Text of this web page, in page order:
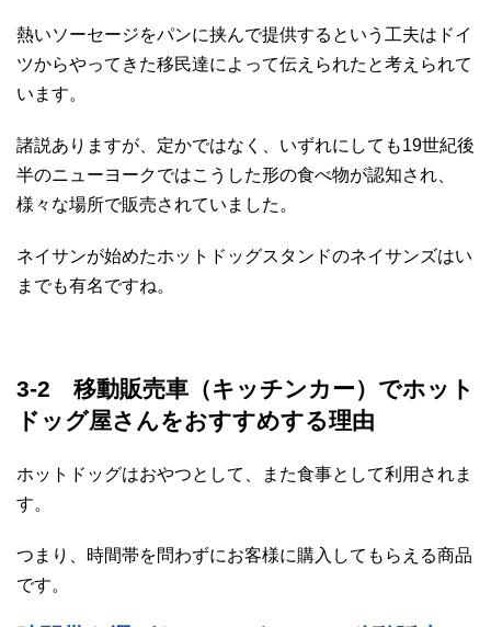
熱いソーセージをパンに挟んで提供するという工夫はドイ
ツからやってきた移民達によって伝えられたと考えられて
います。
諸説ありますが、定かではなく、いずれにしても19世紀後
半のニューヨークではこうした形の食べ物が認知され、
様々な場所で販売されていました。
ネイサンが始めたホットドッグスタンドのネイサンズはい
までも有名ですね。
3-2 移動販売車（キッチンカー）でホット
ドッグ屋さんをおすすめする理由
ホットドッグはおやつとして、また食事として利用されま
す。
つまり、時間帯を問わずにお客様に購入してもらえる商品
です。